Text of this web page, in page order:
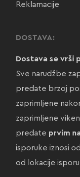
Reklamacije
DOSTAVA:
Dostava se vrši
Sve narudžbe
predate brzoj
zaprimljene
zaprimljene
predate prvim
isporuke iznosi od
od lokacije